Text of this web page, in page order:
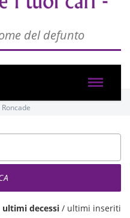
Roncade
ultimi decessi / ultimi inseriti